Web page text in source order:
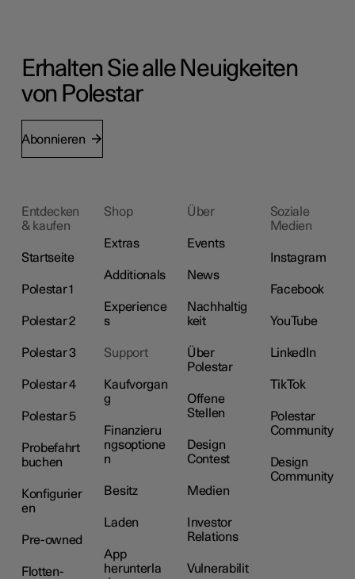
Erhalten Sie alle Neuigkeiten
von Polestar
Abonnieren
Entdecken
& kaufen
Startseite
Polestar 1
Polestar 2
Polestar 3
Polestar 4
Polestar 5
Probefahrt
buchen
Konfigurier
en
Pre-owned
Flotten-
Shop
Extras
Additionals
Experience
s
Support
Kaufvorgan
g
Finanzieru
ngsoptione
n
Besitz
Laden
App
herunterla
Über
Events
News
Nachhaltig
keit
Über
Polestar
Offene
Stellen
Design
Contest
Medien
Investor
Relations
Vulnerabilit
Soziale
Medien
Instagram
Facebook
YouTube
LinkedIn
TikTok
Polestar
Community
Design
Community